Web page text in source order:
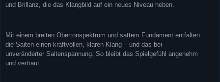
und Brillanz, die das Klangbild auf ein neues Niveau heben.
Mit einem breiten Obertonspektrum und sattem Fundament entfalten
die Saiten einen kraftvollen, klaren Klang – und das bei
unveränderter Saitenspannung. So bleibt das Spielgefühl angenehm
und vertraut.